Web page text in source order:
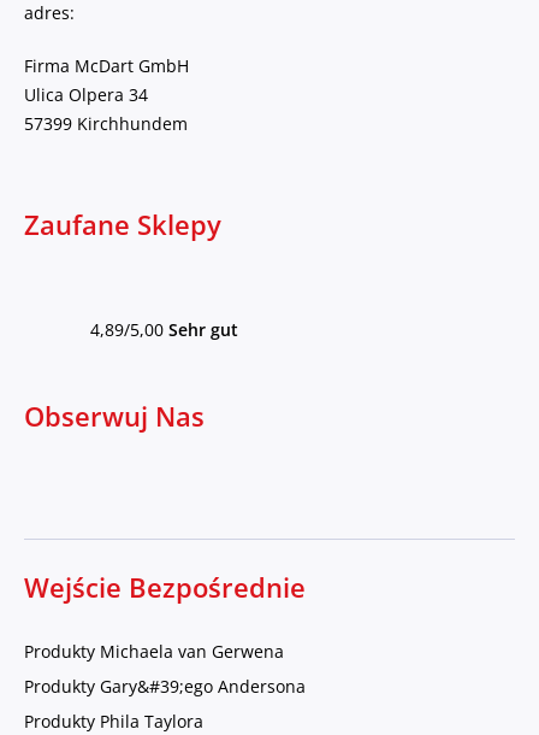
adres:
Firma McDart GmbH
Ulica Olpera 34
57399 Kirchhundem
Zaufane Sklepy
4,89/5,00 Sehr gut
Obserwuj Nas
Wejście Bezpośrednie
Produkty Michaela van Gerwena
Produkty Gary&#39;ego Andersona
Produkty Phila Taylora